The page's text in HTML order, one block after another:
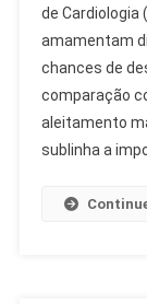
de Cardiologia
amamentam
chances de
comparação
aleitamento
sublinha a